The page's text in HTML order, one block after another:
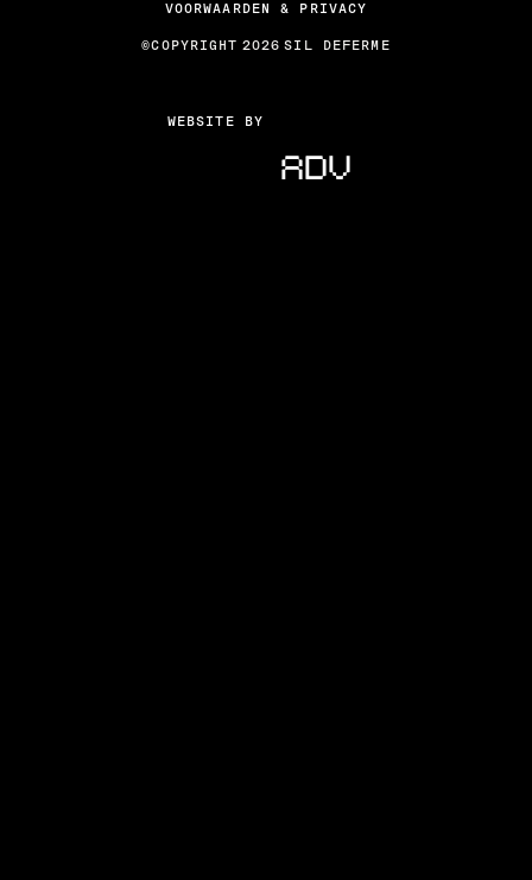
VOORWAARDEN & PRIVACY
©COPYRIGHT 2026 SIL DEFERME
WEBSITE BY
ADV